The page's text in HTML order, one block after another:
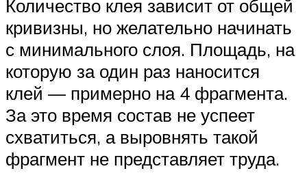
Количество клея зависит от общей
кривизны, но желательно начинать
с минимального слоя. Площадь, на
которую за один раз наносится
клей — примерно на 4 фрагмента.
За это время состав не успеет
схватиться, а выровнять такой
фрагмент не представляет труда.